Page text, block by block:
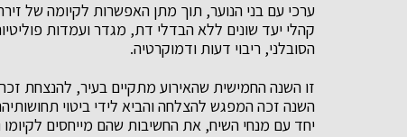
ערכי עם בני הנוער, תוך מתן האפשרות לקיומה של
קהלי יעד שונים ללא הבדלי דת, מגדר ועמדות
הסובלני, ריבוי דעות ודמוקרטיה.
זו השנה החמישית שהאירוע מתקיים בעיר, להנצחת
השנה זכה המפגש להצלחה והביא לידי ביטוי
יחד עם מנחי השיח, את החשיבות שהם מייחסים לקיומו